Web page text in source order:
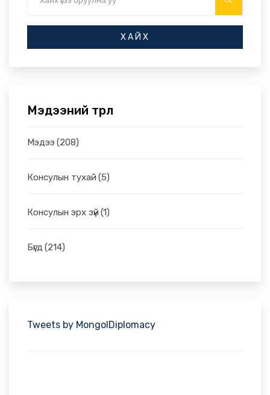
ХАЙХ
Мэдээний төрөл
Мэдээ (208)
Консулын тухай (5)
Консулын эрх зүй (1)
Бүгд (214)
Tweets by MongolDiplomacy